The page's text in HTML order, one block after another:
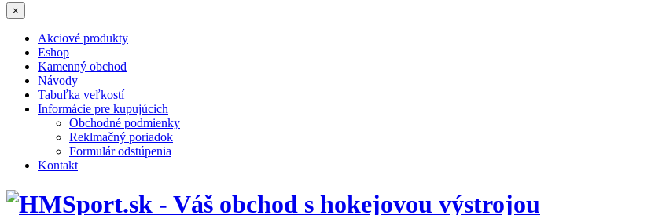
×
Akciové produkty
Eshop
Kamenný obchod
Návody
Tabuľka veľkostí
Informácie pre kupujúcich
Obchodné podmienky
Reklmačný poriadok
Formulár odstúpenia
Kontakt